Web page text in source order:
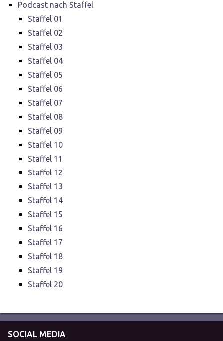
Podcast nach Staffel
Staffel 01
Staffel 02
Staffel 03
Staffel 04
Staffel 05
Staffel 06
Staffel 07
Staffel 08
Staffel 09
Staffel 10
Staffel 11
Staffel 12
Staffel 13
Staffel 14
Staffel 15
Staffel 16
Staffel 17
Staffel 18
Staffel 19
Staffel 20
SOCIAL MEDIA